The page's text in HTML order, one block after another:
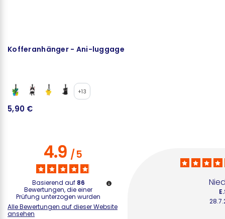
Kofferanhänger - Ani-luggage
+13
5,90 €
4.9/5
Basierend auf 86
Bewertungen, die einer
Prüfung unterzogen wurden
Alle Bewertungen auf dieser Website
ansehen